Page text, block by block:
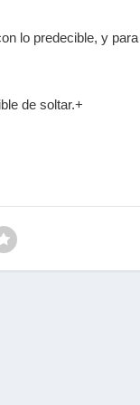
lo predecible, y
de soltar.+